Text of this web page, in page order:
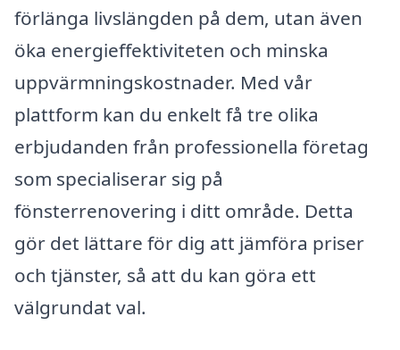
förlänga livslängden på dem, utan även
öka energieffektiviteten och minska
uppvärmningskostnader. Med vår
plattform kan du enkelt få tre olika
erbjudanden från professionella företag
som specialiserar sig på
fönsterrenovering i ditt område. Detta
gör det lättare för dig att jämföra priser
och tjänster, så att du kan göra ett
välgrundat val.